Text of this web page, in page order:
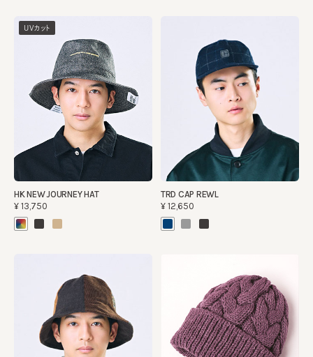
UVカット
HK NEW JOURNEY HAT
¥13,750
TRD CAP REWL
¥12,650